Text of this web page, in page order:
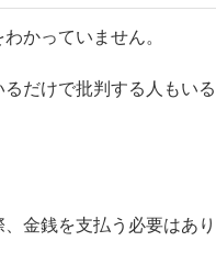
かっていません。
だけで批判する人もいる
金銭を支払う必要はあり